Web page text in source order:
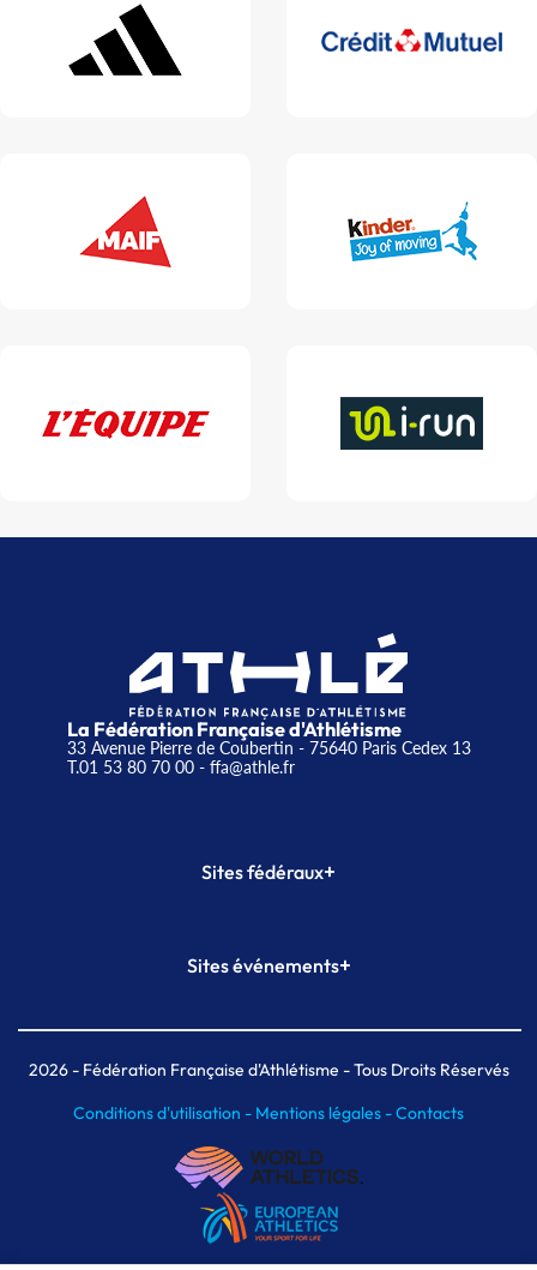
La Fédération Française d'Athlétisme
33 Avenue Pierre de Coubertin - 75640 Paris Cedex 13
T.01 53 80 70 00- ffa@athle.fr
Sites fédéraux+
Plateforme Formation
Sites événements+
Meeting de Paris indoor
MAIF Ekiden de Paris
2026- Fédération Française d'Athlétisme - Tous Droits Réservés
Conditions d'utilisation - Mentions légales -Contacts